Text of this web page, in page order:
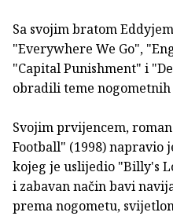
Sa svojim bratom
"Everywhere We Go",
"Capital Punishment" i
obradili teme
Svojim prvijencem,
Football" (1998) napravio
kojeg je uslijedio "Billy's
i zabavan način bavi
prema nogometu,